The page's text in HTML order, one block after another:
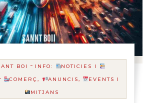
BOI - INFO:
NOTICIES I
COMERÇ, ANUNCIS,
EVENTS I
MITJANS